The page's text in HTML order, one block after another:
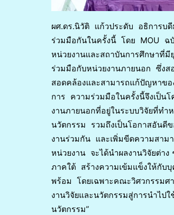
ผศ.ดร.นิวัติ แก้วประดับ อธิการบ
ร่วมมือกันในครั้งนี้ โดย MOU ฉ
หน่วยงานและสถาบันการศึกษาที่มี
ร่วมมือกับหน่วยงานภายนอก ซึ่งส
สอดคล้องและสามารถแก้ปัญหาขอ
การ ความร่วมมือในครั้งนี้จึงเป็น
งานภายนอกที่อยู่ในระบบวิจัยที่ท
นวัตกรรม รวมถึงเป็นโอกาสอันดี
งานร่วมกัน และเพิ่มขีดความสาม
หน่วยงาน จะได้นำผลงานวิจัยต่า
ภาคใต้ สร้างความเข้มแข็งให้กับ
พร้อม โดยเฉพาะคณะวิศวกรรมศ
งานวิจัยและนวัตกรรมสู่การนำไป
นวัตกรรม”